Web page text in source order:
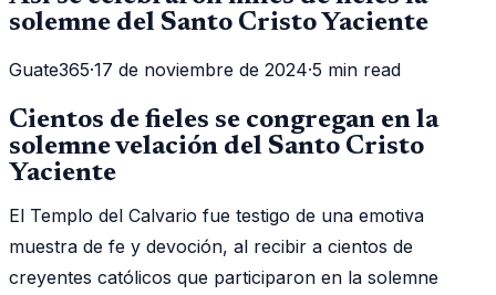
solemne del Santo Cristo Yaciente
Guate365·17 de noviembre de 2024·5 min read
Cientos de fieles se congregan en la
solemne velación del Santo Cristo
Yaciente
El Templo del Calvario fue testigo de una emotiva
muestra de fe y devoción, al recibir a cientos de
creyentes católicos que participaron en la solemne